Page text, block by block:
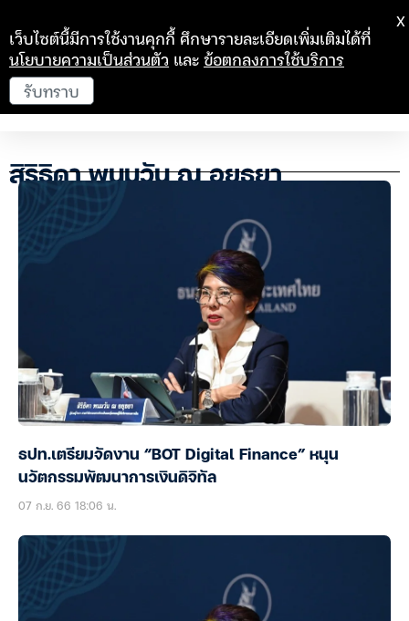
สิริธิดา พนมวัน ณ อยุธยา
ธปท.เตรียมจัดงาน “BOT Digital Finance” หนุน
นวัตกรรมพัฒนาการเงินดิจิทัล
07 ก.ย. 66 18:06 น.
เว็บไซต์นี้มีการใช้งานคุกกี้ ศึกษารายละเอียดเพิ่มเติมได้ที่
นโยบายความเป็นส่วนตัว และข้อตกลงการใช้บริการ
รับทราบ
X